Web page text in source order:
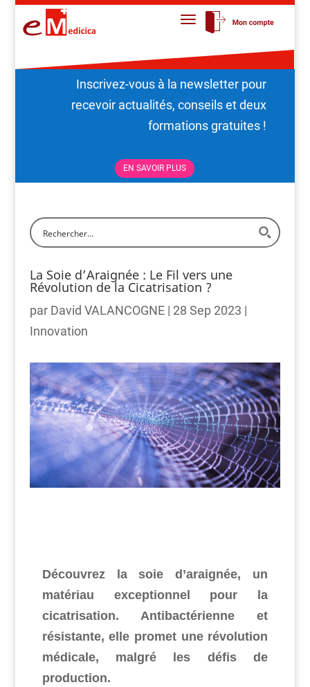
Inscrivez-vous à la newsletter pour
recevoir actualités, conseils et deux
formations gratuites !
EN SAVOIR PLUS
La Soie d’Araignée : Le Fil vers une
Révolution de la Cicatrisation ?
par David VALANCOGNE| 28 Sep 2023 |
Innovation
Découvrez la soie d’araignée, un
matériau exceptionnel pour la
cicatrisation. Antibactérienne et
résistante, elle promet une révolution
médicale, malgré les défis de
production.